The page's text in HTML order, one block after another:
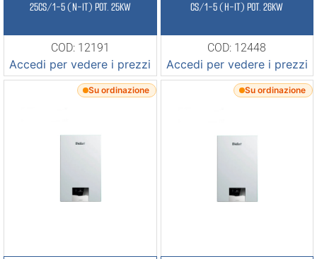
25CS/1-5 (N-IT) POT. 25KW
COD: 12191
Accedi per vedere i prezzi
CS/1-5 (H-IT) POT. 26KW
COD: 12448
Accedi per vedere i prezzi
Su ordinazione Su ordinazione